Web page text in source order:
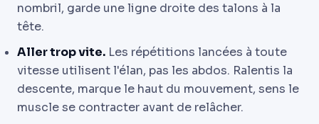
nombril, garde une ligne droite des talons à la
tête.
Aller trop vite. Les répétitions lancées à toute
vitesse utilisent l'élan, pas les abdos. Ralentis la
descente, marque le haut du mouvement, sens le
muscle se contracter avant de relâcher.